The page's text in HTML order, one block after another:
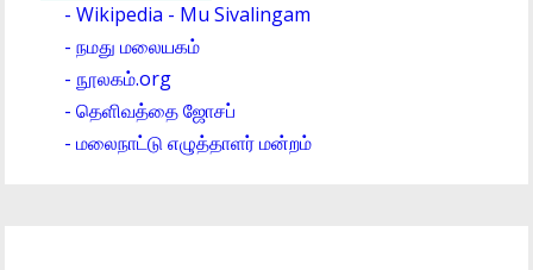
- Wikipedia - Mu Sivalingam
- நமது மலையகம்
- நூலகம்.org
- தெளிவத்தை ஜோசப்
- மலைநாட்டு எழுத்தாளர் மன்றம்